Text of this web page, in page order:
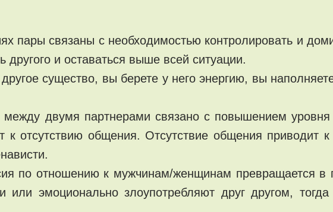
пары связаны с необходимостью контролировать и
другого и оставаться выше всей ситуации.
существо, вы берете у него энергию, вы
двумя партнерами связано с повышением уровня
к отсутствию общения. Отсутствие общения приводит
по отношению к мужчинам/женщинам превращается
или эмоционально злоупотребляют друг другом,